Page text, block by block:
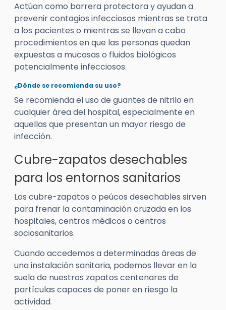
Actúan como barrera protectora y ayudan a
prevenir contagios infecciosos mientras se trata
a los pacientes o mientras se llevan a cabo
procedimientos en que las personas quedan
expuestas a mucosas o fluidos biológicos
potencialmente infecciosos.
¿Dónde se recomienda su uso?
Se recomienda el uso de guantes de nitrilo en
cualquier área del hospital, especialmente en
aquellas que presentan un mayor riesgo de
infección.
Cubre-zapatos desechables
para los entornos sanitarios
Los cubre-zapatos o peúcos desechables sirven
para frenar la contaminación cruzada en los
hospitales, centros médicos o centros
sociosanitarios.
Cuando accedemos a determinadas áreas de
una instalación sanitaria, podemos llevar en la
suela de nuestros zapatos centenares de
partículas capaces de poner en riesgo la
actividad.